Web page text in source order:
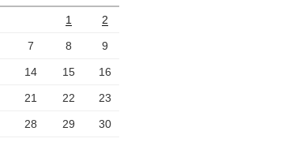
1 2
7 8 9
14 15 16
21 22 23
28 29 30